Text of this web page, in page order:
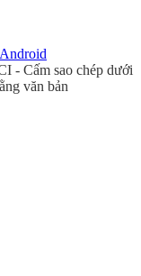
- Cấm sao chép dưới
văn bản